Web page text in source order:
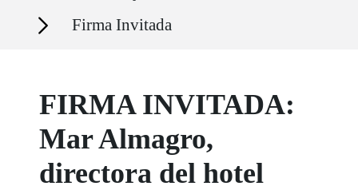
Secciones Firma Invitada
FIRMA INVITADA:
Mar Almagro,
directora del hotel